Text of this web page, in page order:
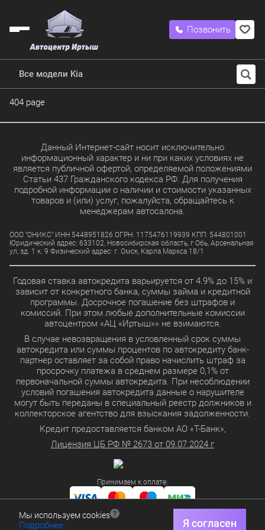
Позвонить
Все модели Kia
404 page
Данный Интернет-сайт носит исключительно
информационный характер и ни при каких условиях не
является публичной офертой, определяемой положениями
Статьи 437 Гражданского кодекса РФ. Для получения
подробной информации о наличии и стоимости указанных
товаров и (или) услуг, пожалуйста, обращайтесь к
менеджерам автосалона.
ООО "ОНИКС" ИНН 5448951826 ОГРН: 1175476119939 КПП: 544801001
Юридический адрес: 633102, Новосибирская область, г Обь, Арсенальная
ул, зд. 1 к. 9 Физический адрес: г. Омск, Карла Маркса 18/1
Годовая ставка автокредита варьируется от 4.9% до 15% и
зависит от конкретного банка, суммы займа и кредитной
программы. Досрочное погашение без штрафов и
комиссий. При этом любые дополнительные комиссии
автоцентром «АЦ «Иртыш»» не взимаются.
В случае невозвращения в условленный срок суммы
автокредита или суммы процентов по автокредиту банк-
партнер оставляет за собой право начислить штраф за
просрочку платежа в среднем размере 0,1% от
первоначальной суммы автокредита. При несоблюдении
условий погашения автокредита данные о нарушителе
могут быть переданы в специальный реестр должников и
коллекторское агентство для взыскания задолженности.
Кредит предоставляется банком АО «Т-Банк»,
Лицензия ЦБ РФ № 2673 от 09.07.2024 г
Принимаем к оплате:
Политика в отношении обработки персональных данных
Мы используем cookies
Подробнее Я согласен